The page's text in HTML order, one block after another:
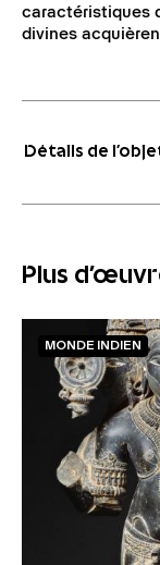
caractéristiques
divines
Détails de
Plus
MONDE INDIEN